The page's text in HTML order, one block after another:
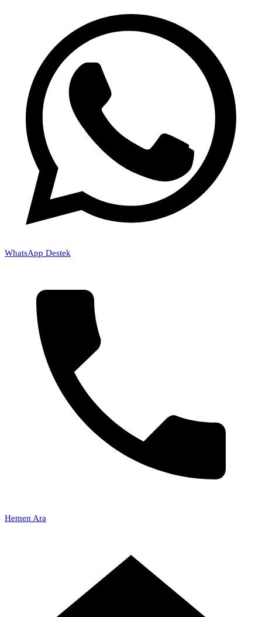
WhatsApp Destek
Hemen Ara